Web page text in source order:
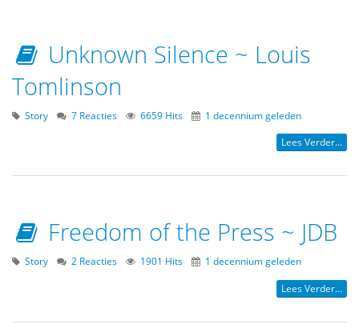
Unknown Silence ~ Louis
Tomlinson
Story 7 Reacties 6659 Hits 1 decennium geleden
Lees Verder...
Freedom of the Press ~ JDB
Story 2 Reacties 1901 Hits 1 decennium geleden
Lees Verder...